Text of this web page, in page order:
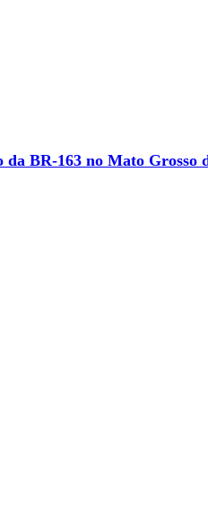
BR-163 no Mato Grosso